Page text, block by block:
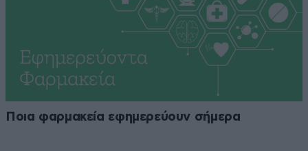
Ποια φαρμακεία εφημερεύουν σήμερα